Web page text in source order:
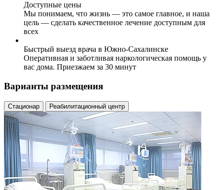
Доступные цены
Мы понимаем, что жизнь — это самое главное, и наша
цель — сделать качественное лечение доступным для
всех
Быстрый выезд врача в Южно-Сахалинске
Оперативная и заботливая наркологическая помощь у
вас дома. Приезжаем за 30 минут
Варианты размещения
Стационар Реабилитационный центр